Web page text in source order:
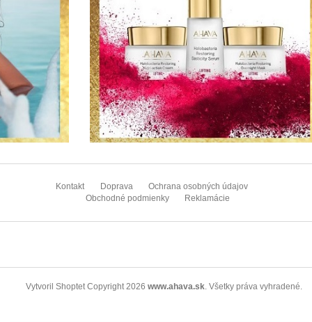
Kontakt Doprava
Ochrana osobných údajov
Obchodné podmienky
Reklamácie
Vytvoril Shoptet Copyright 2026www.ahava.sk. Všetky práva vyhradené.